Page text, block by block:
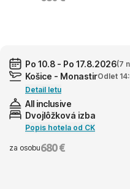
Po 10.8 - Po 17.8.2026(7
Košice - MonastirOdlet
Detail letu
All inclusive
Dvojlôžková izba
Popis hotela od CK
za osobu680 €